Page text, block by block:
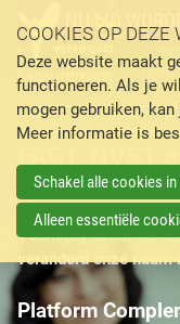
NU LID
Op 01 juli 2025 zijn
Voorlopig heten we
veranderd onze naam
Platform
COOKIES OP DEZE
Deze website maakt
functioneren. Als je
mogen gebruiken,
Meer informatie is
Schakel alle cookies in
Alleen essentiële